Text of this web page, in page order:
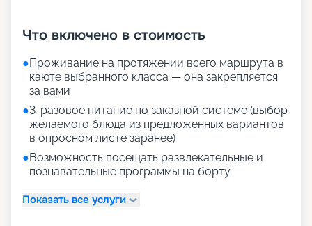
Что включено в стоимость
●Проживание на протяжении всего маршрута в
каюте выбранного класса — она закрепляется
за вами
●3-разовое питание по заказной системе (выбор
желаемого блюда из предложенных вариантов
в опросном листе заранее)
●Возможность посещать развлекательные и
познавательные программы на борту
Показать все услуги